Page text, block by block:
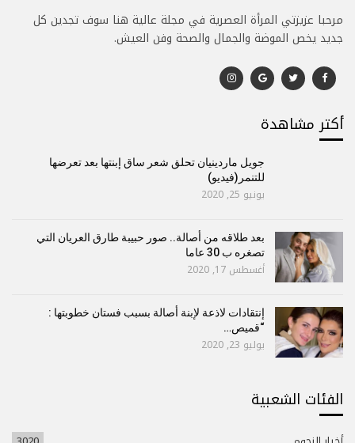
مرحبا عزيزتي المرأة العصرية في مجلة عالية هنا سوف تجدين كل
جديد يخص الموضة والجمال والصحة وفن العيش.
أكتر مشاهدة
جويل ماردينيان تحلق شعر ساق إبنتها بعد تعرضها
للتنمر(فيديو)
يونيو 25, 2020
بعد طلاقه من أصالة.. صور حبيبة طارق العريان التي
تصغره ب 30 عاما
أغسطس 17, 2020
إنتقادات لاذعة لإبنة أصالة بسبب فستان خطوبتها :
“قميص…
يوليو 23, 2020
الفئات الشعبية